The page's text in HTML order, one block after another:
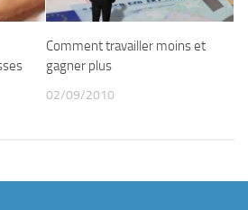
Comment travailler moins et
gagner plus
02/09/2010